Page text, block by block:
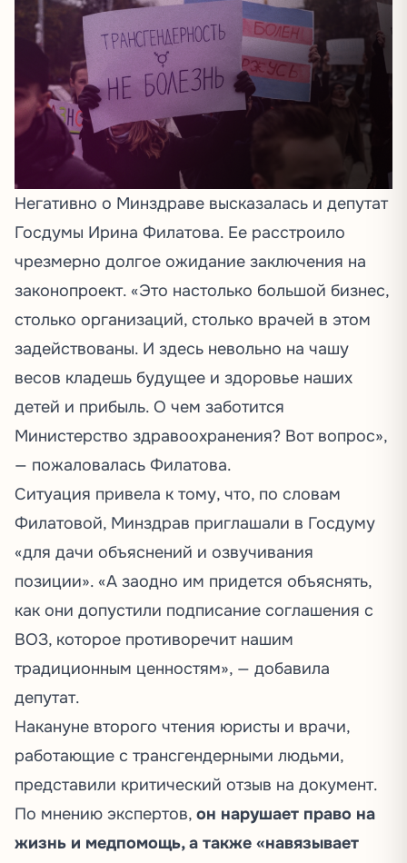
Негативно о Минздраве высказалась и депутат
Госдумы Ирина Филатова. Ее расстроило
чрезмерно долгое ожидание заключения на
законопроект. «Это настолько большой бизнес,
столько организаций, столько врачей в этом
задействованы. И здесь невольно на чашу
весов кладешь будущее и здоровье наших
детей и прибыль. О чем заботится
Министерство здравоохранения? Вот вопрос»,
— пожаловалась Филатова.
Ситуация привела к тому, что, по словам
Филатовой, Минздрав приглашали в Госдуму
«для дачи объяснений и озвучивания
позиции». «А заодно им придется объяснять,
как они допустили подписание соглашения с
ВОЗ, которое противоречит нашим
традиционным ценностям», — добавила
депутат.
Накануне второго чтения юристы и врачи,
работающие с трансгендерными людьми,
представили критический отзыв на документ.
По мнению экспертов, он нарушает право на
жизнь и медпомощь, а также «навязывает